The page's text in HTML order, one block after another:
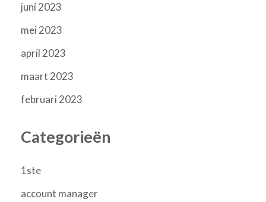
juni 2023
mei 2023
april 2023
maart 2023
februari 2023
Categorieën
1ste
account manager